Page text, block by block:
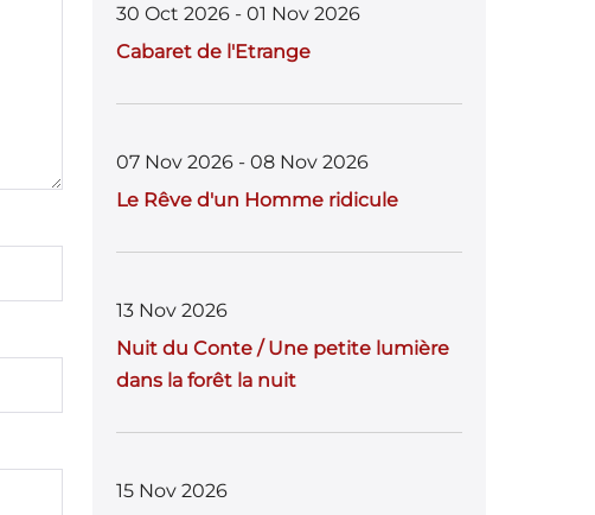
30 Oct 2026 - 01 Nov 2026
Cabaret de l'Etrange
07 Nov 2026 - 08 Nov 2026
Le Rêve d'un Homme ridicule
13 Nov 2026
Nuit du Conte / Une petite lumière
dans la forêt la nuit
15 Nov 2026